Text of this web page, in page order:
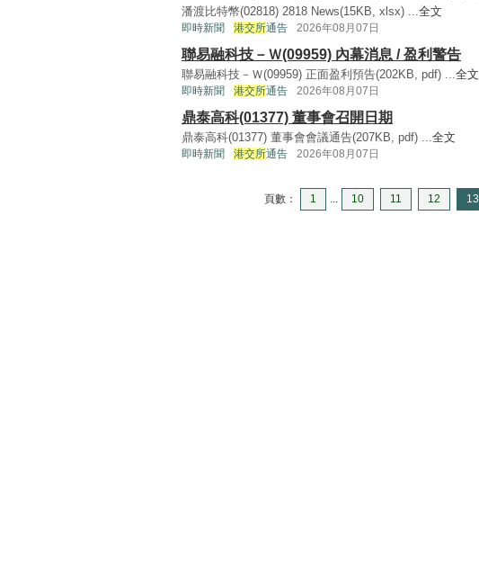
潘渡比特幣(02818) 2818 News(15KB, xlsx) ...全文
即時新聞 港交所通告 2026年08月07日
聯易融科技－Ｗ(09959) 內幕消息 / 盈利警告
聯易融科技－Ｗ(09959) 正面盈利預告(202KB, pdf) ...全文
即時新聞 港交所通告 2026年08月07日
鼎泰高科(01377) 董事會召開日期
鼎泰高科(01377) 董事會會議通告(207KB, pdf) ...全文
即時新聞 港交所通告 2026年08月07日
頁數： 1 ... 10 11 12 13